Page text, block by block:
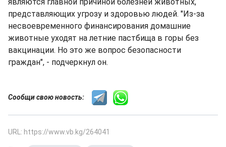
представляющих угрозу и здоровью людей. "Из-за
несвоевременного финансирования домашние
животные уходят на летние пастбища в горы без
вакцинации. Но это же вопрос безопасности
граждан", - подчеркнул он.
Сообщи свою новость:
URL: https://www.vb.kg/264041